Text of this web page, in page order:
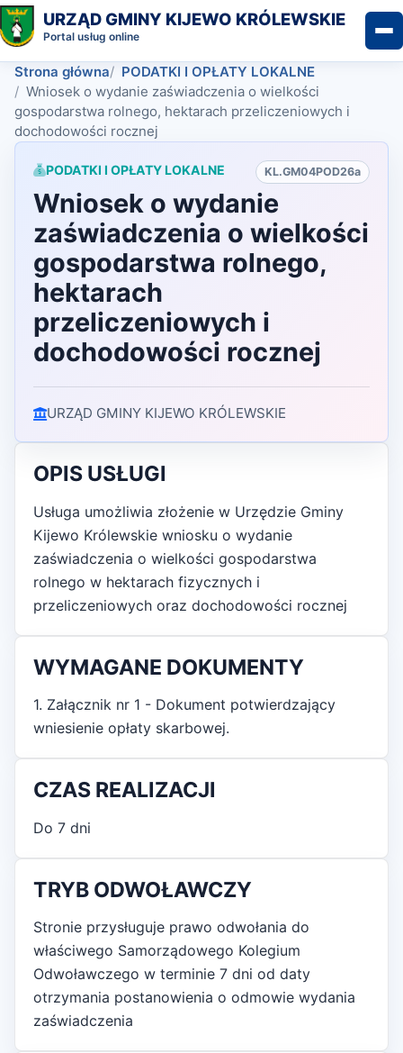
URZĄD GMINY KIJEWO KRÓLEWSKIE
Portal usług online
Strona główna
PODATKI I OPŁATY LOKALNE
Wniosek o wydanie zaświadczenia o wielkości
gospodarstwa rolnego, hektarach przeliczeniowych i
dochodowości rocznej
PODATKI I OPŁATY LOKALNE KL.GM04POD26a
Wniosek o wydanie
zaświadczenia o wielkości
gospodarstwa rolnego,
hektarach
przeliczeniowych i
dochodowości rocznej
URZĄD GMINY KIJEWO KRÓLEWSKIE
OPIS USŁUGI
Usługa umożliwia złożenie w Urzędzie Gminy
Kijewo Królewskie wniosku o wydanie
zaświadczenia o wielkości gospodarstwa
rolnego w hektarach fizycznych i
przeliczeniowych oraz dochodowości rocznej
WYMAGANE DOKUMENTY
1. Załącznik nr 1 - Dokument potwierdzający
wniesienie opłaty skarbowej.
CZAS REALIZACJI
Do 7 dni
TRYB ODWOŁAWCZY
Stronie przysługuje prawo odwołania do
właściwego Samorządowego Kolegium
Odwoławczego w terminie 7 dni od daty
otrzymania postanowienia o odmowie wydania
zaświadczenia